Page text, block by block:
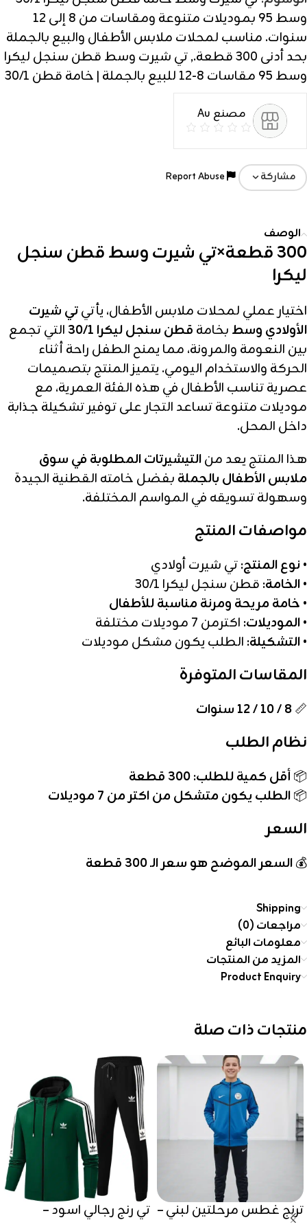
وسط 95 بموديلات متنوعة ومقاسات من 8 إلى 12
سنوات. مناسب لمحلات ملابس الأطفال والبيع بالجملة
بحد أدنى 300 قطعة.
,تي شيرت وسط قطن سنجل ليكرا
وسط 95 مقاسات 8-12 للبيع بالجملة | خامة قطن 30/1
مصنع Au
مشاركة
الوصف
300 قطعة×تي شيرت وسط قطن سنجل
ليكرا
اختيار عملي لمحلات ملابس الأطفال، يأتيتي شيرت
الأولادي وسط بخامة قطن سنجل ليكرا 30/1
التي تجمع
بين النعومة والمرونة، مما يمنح الطفل راحة أثناء
الحركة والاستخدام اليومي. يتميز المنتج بتصميمات
عصرية تناسب الأطفال في هذه الفئة العمرية، مع
موديلات متنوعة تساعد التجار على توفير تشكيلة جذابة
داخل المحل.
هذا المنتج يعد منالتيشيرتات المطلوبة في سوق
ملابس الأطفال بالجملة بفضل خامته القطنية الجيدة
وسهولة تسويقه في المواسم المختلفة.
مواصفات المنتج
•نوع المنتج:تي شيرت أولادي
•الخامة: قطن سنجل ليكرا 30/1
• خامة مريحة ومرنة مناسبة للأطفال
•الموديلات: اكترمن 7 موديلات مختلفة
•التشكيلة: الطلب يكون مشكل موديلات
المقاسات المتوفرة
📏8 / 10 / 12 سنوات
نظام الطلب
📦أقل كمية للطلب: 300 قطعة
📦الطلب يكون متشكل من اكتر من 7 موديلات
السعر
💰السعر الموضح هو سعر الـ 300 قطعة
Shipping
مراجعات (0)
معلومات البائع
المزيد من المنتجات
Product Enquiry
منتجات ذات صلة
ترنج غطس مرحلتين لبني – تي رنج رجالي اسود –